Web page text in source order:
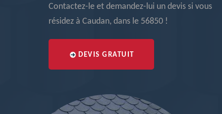
Contactez-le et demandez-lui un devis si vous
résidez à Caudan, dans le 56850 !
DEVIS GRATUIT